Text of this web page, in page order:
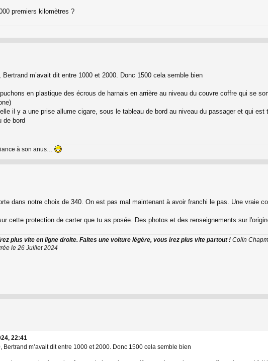
premiers kilomètres ?
m’avait dit entre 1000 et 2000. Donc 1500 cela semble bien
en plastique des écrous de harnais en arrière au niveau du couvre coffre qui se
il y a une prise allume cigare, sous le tableau de bord au niveau du passager et qui
de bord
à son anus…
dans notre choix de 340. On est pas mal maintenant à avoir franchi le pas. Une vraie
cette protection de carter que tu as posée. Des photos et des renseignements sur
plus vite en ligne droite. Faites une voiture légère, vous irez plus vite partout ! Colin
le 26 Juillet 2024
22:41
Bertrand m’avait dit entre 1000 et 2000. Donc 1500 cela semble bien